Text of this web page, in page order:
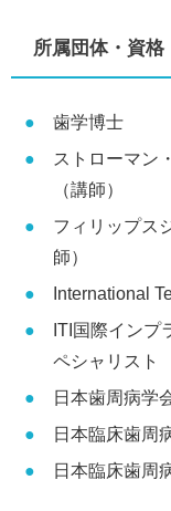
所属団体・資格
歯学博士
ストローマン
（講師）
フィリップス
師）
International
ITI国際インプ
ペシャリスト
日本歯周病学
日本臨床歯周
日本臨床歯周